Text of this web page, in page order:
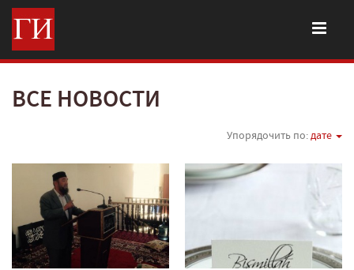
ВСЕ НОВОСТИ
Упорядочить по:дате